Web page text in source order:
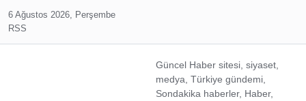
6 Ağustos 2026, Perşembe
RSS
Güncel Haber sitesi, siyaset,
medya, Türkiye gündemi,
Sondakika haberler, Haber,